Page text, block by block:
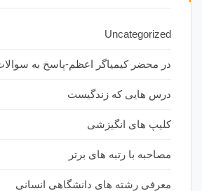
Uncategorized
در محضر کیمیاگر اعظم-پاسخ به
درس هایی که زندگیست
کلیپ های انگیزشی
مصاحبه با رتبه های برتر
معرفی رشته های دانشگاهی انسانی